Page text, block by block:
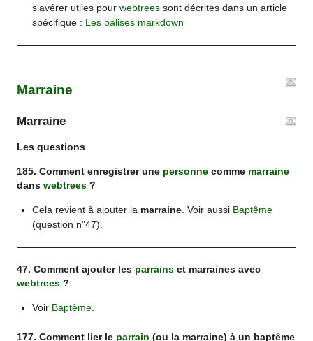
s’avérer utiles pour webtreessont décrites dans un article
spécifique : Les balises markdown
Marraine
Marraine
Les questions
185. Comment enregistrer une personne comme marraine
danswebtrees ?
Cela revient à ajouter la marraine. Voir aussi Baptême
(question n"47).
47. Comment ajouter les parrains et marraines avec
webtrees ?
Voir Baptême.
177. Comment lier le parrain (ou la marraine) à un baptême